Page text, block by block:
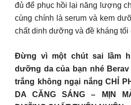
đủ để phục hồi lại năng lượng
cùng chính là serum và kem
chất dinh dưỡng và đề kháng tối
Đừng vì một chút sai lầm
dưỡng da của bạn nhé Berav
trắng không ngại nắng CHỈ
DA CĂNG SÁNG – MỊN